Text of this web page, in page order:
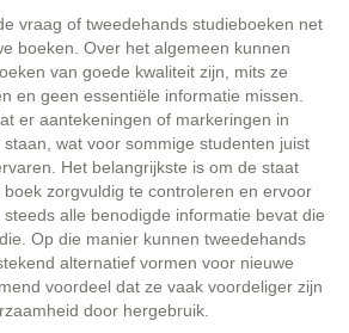
vraag of tweedehands studieboeken net
boeken. Over het algemeen kunnen
van goede kwaliteit zijn, mits ze
en geen essentiële informatie missen.
er aantekeningen of markeringen in
wat voor sommige studenten juist
Het belangrijkste is om de staat
zorgvuldig te controleren en ervoor
alle benodigde informatie bevat die
Op die manier kunnen tweedehands
alternatief vormen voor nieuwe
voordeel dat ze vaak voordeliger zijn
door hergebruik.